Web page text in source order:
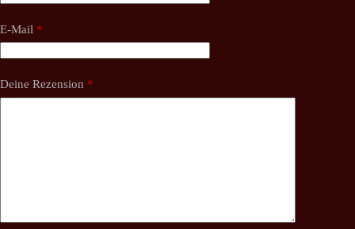
E-Mail *
Deine Rezension *